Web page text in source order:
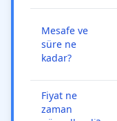
Mesafe ve
süre ne
kadar?
Fiyat ne
zaman